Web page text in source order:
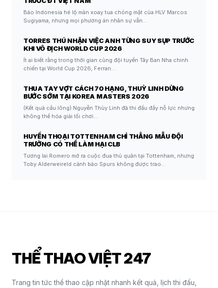
Báo Indonesia hé lộ màn xoay tua chóng mặt của HLV Marcos
Sugiyama, nhưng mọi phương án nhân sự vẫn…
TORRES THÚ NHẬN VIỆC ANH TỪNG SUY SỤP TRƯỚC
KHI VÔ ĐỊCH WORLD CUP 2026
Ít ai biết rằng trong thời gian cùng đội tuyển Tây Ban Nha chinh
chiến tại World Cup 2026, Ferran…
THUA TAY VỢT CÁCH 70 HẠNG, THUỲ LINH DỪNG
BƯỚC SỚM TẠI KOREA MASTERS 2026
(Kết quả cầu lông) Nguyễn Thùy Linh đã thi đấu đầy nỗ lực nhưng
không thể hóa giải lối chơi…
HUYỀN THOẠI TOTTENHAM CHỈ THẲNG MẪU ĐỘI
TRƯỞNG CÓ THỂ LÀM HẠI CLB
Tương lai Romero mở ra cuộc đua thủ quân tại Tottenham, nhưng
Toby Alderweireld cảnh báo Spurs không được trao…
THỂ THAO VIỆT 247
Trang tin tức thể thao cập nhật nhanh kết quả, lịch thi đấu,